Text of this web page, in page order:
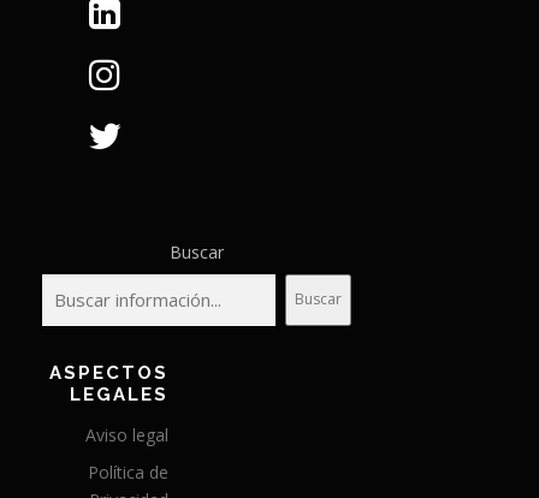
Buscar
Buscar
ASPECTOS
LEGALES
Aviso legal
Política de